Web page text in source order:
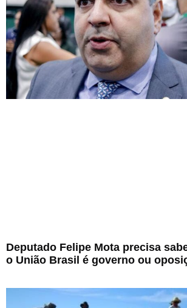
Deputado Felipe Mota precisa
o União Brasil é governo ou